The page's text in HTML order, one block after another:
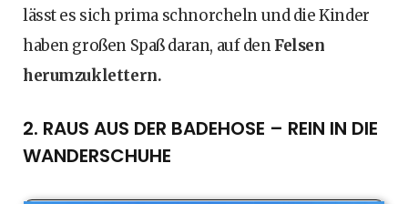
lässt es sich prima schnorcheln und die Kinder
haben großen Spaß daran, auf denFelsen
herumzuklettern.
2. RAUS AUS DER BADEHOSE – REIN IN DIE
WANDERSCHUHE